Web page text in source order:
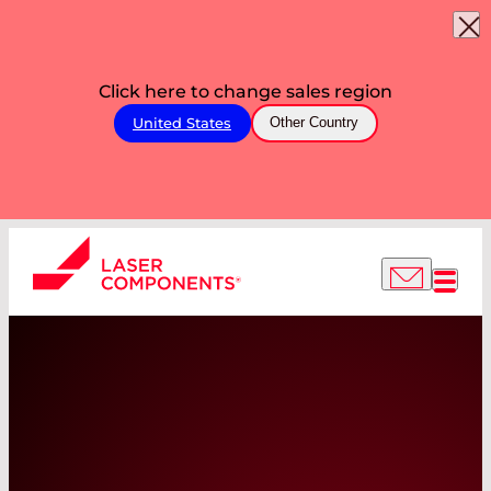
Click here to change sales region
United States Other Country